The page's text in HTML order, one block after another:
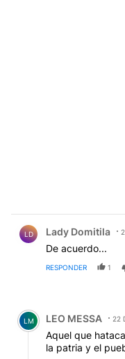
LD Lady Domitila
De acuerdo...
RESPONDER 1
Comentario de LEO
LM LEO MESSA 22
Aquel que
la patria y el